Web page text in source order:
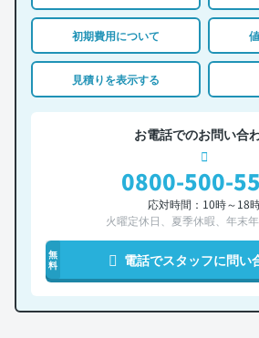
初期費用について
見積りを表示する
お電話でのお問い合
0800-500-
応対時間：10時～18
火曜定休日、夏季休暇、年末
無
料
電話でスタッフに問い